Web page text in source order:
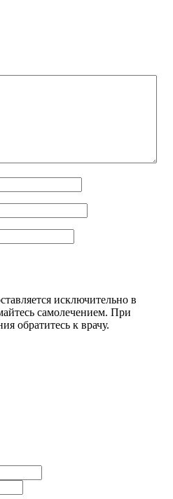
исключительно в
самолечением. При
обратитесь к врачу.